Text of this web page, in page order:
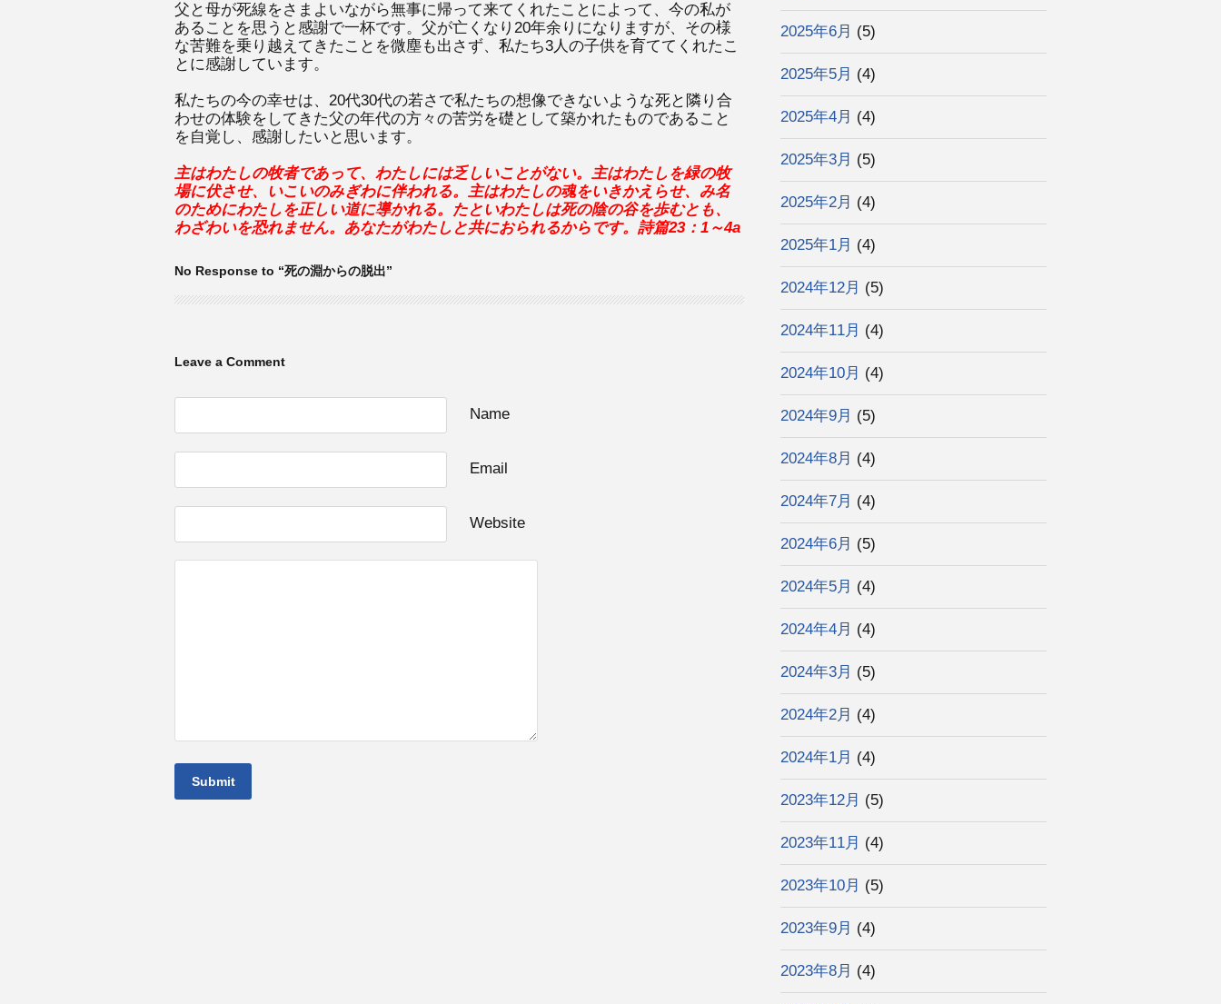
父と母が死線をさまよいながら無事に帰って来てくれたことによって、今の私が
あることを思うと感謝で一杯です。父が亡くなり20年余りになりますが、その様
な苦難を乗り越えてきたことを微塵も出さず、私たち3人の子供を育ててくれたこ
とに感謝しています。
私たちの今の幸せは、20代30代の若さで私たちの想像できないような死と隣り合
わせの体験をしてきた父の年代の方々の苦労を礎として築かれたものであること
を自覚し、感謝したいと思います。
主はわたしの牧者であって、わたしには乏しいことがない。主はわたしを緑の牧
場に伏させ、いこいのみぎわに伴われる。主はわたしの魂をいきかえらせ、み名
のためにわたしを正しい道に導かれる。たといわたしは死の陰の谷を歩むとも、
わざわいを恐れません。あなたがわたしと共におられるからです。詩篇23：1～4a
No Response to “死の淵からの脱出”
Leave a Comment
Name
Email
Website
2025年6月 (5)
2025年5月 (4)
2025年4月 (4)
2025年3月 (5)
2025年2月 (4)
2025年1月 (4)
2024年12月 (5)
2024年11月 (4)
2024年10月 (4)
2024年9月 (5)
2024年8月 (4)
2024年7月 (4)
2024年6月 (5)
2024年5月 (4)
2024年4月 (4)
2024年3月 (5)
2024年2月 (4)
2024年1月 (4)
2023年12月 (5)
2023年11月 (4)
2023年10月 (5)
2023年9月 (4)
2023年8月 (4)